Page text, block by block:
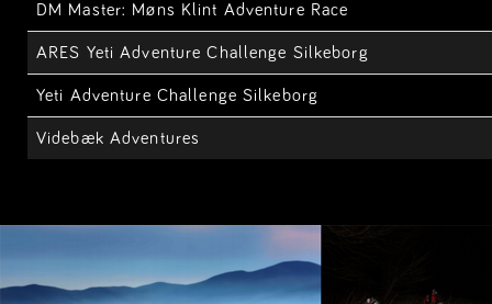
DM Master: Møns Klint Adventure Race
ARES Yeti Adventure Challenge Silkeborg
Yeti Adventure Challenge Silkeborg
Videbæk Adventures